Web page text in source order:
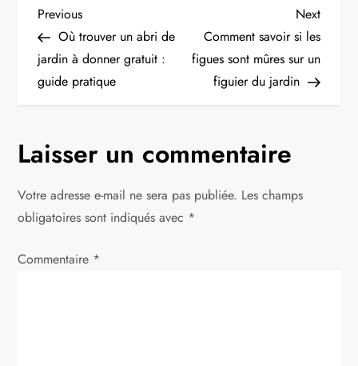
N
a
v
g
a
t
Previous
Post
Previous
Où trouver un abri de
jardin à donner gratuit :
guide pratique
Next
Post
Next
Comment savoir si les
figues sont mûres sur un
figuier du jardin
Laisser un commentaire
Votre adresse e-mail ne sera pas publiée. Les champs
obligatoires sont indiqués avec *
Commentaire *